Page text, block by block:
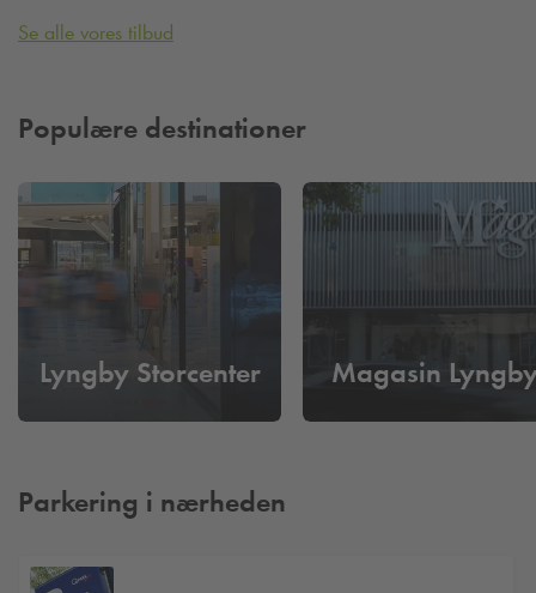
Se alle vores tilbud
Populære destinationer
Lyngby Storcenter Magasin
Parkering i nærheden